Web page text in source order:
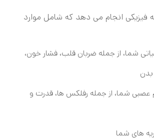
فیزیکی انجام می دهد که شامل موارد
شما، از جمله ضربان قلب، فشار خون،
عصبی شما، از جمله رفلکس ها، قدرت و
های شما